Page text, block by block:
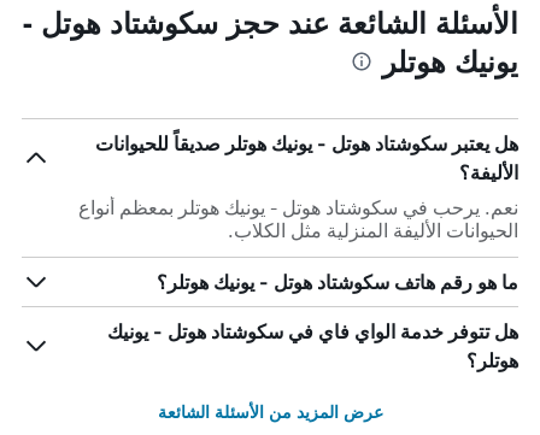
الأسئلة الشائعة عند حجز سكوشتاد هوتل -
يونيك هوتلر
هل يعتبر سكوشتاد هوتل - يونيك هوتلر صديقاً للحيوانات
الأليفة؟
نعم. يرحب في سكوشتاد هوتل - يونيك هوتلر بمعظم أنواع
الحيوانات الأليفة المنزلية مثل الكلاب.
ما هو رقم هاتف سكوشتاد هوتل - يونيك هوتلر؟
هل تتوفر خدمة الواي فاي في سكوشتاد هوتل - يونيك
هوتلر؟
عرض المزيد من الأسئلة الشائعة